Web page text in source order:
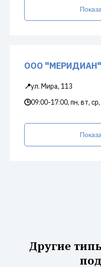
ООО "МЕРИДИАН"
📍ул. Мира, 113
🕒09:00-17:00, пн, вт,
Другие